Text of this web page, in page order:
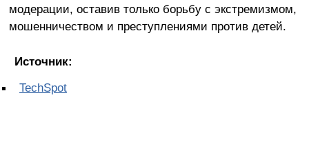
модерации, оставив только борьбу с экстремизмом,
мошенничеством и преступлениями против детей.
Источник:
TechSpot